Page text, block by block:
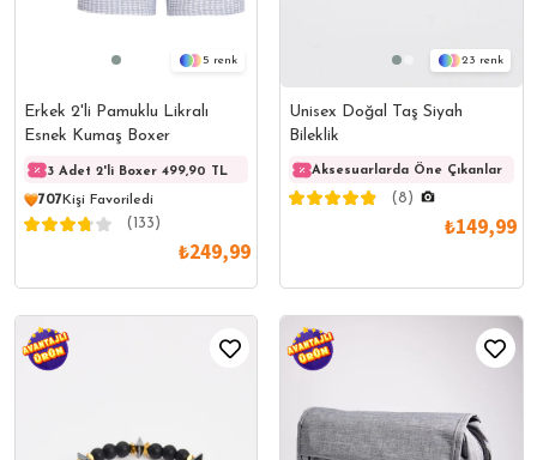
5
Erkek 2'li Pamuklu Likralı
Esnek Kumaş Boxer
3 Adet 2'li Boxer 499,90 TL 3 Adet 2'li Boxer 499,90 TL 3
707 Kişi Favoriledi
(133)
₺249,99
23
Unisex Doğal Taş Siyah
Bileklik
Aksesuarlarda Öne Çıkanlar
(8)
₺149,99